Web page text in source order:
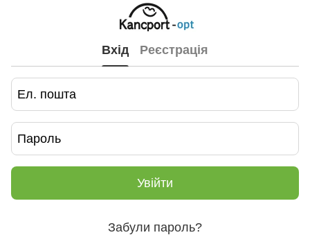
Вхід Реєстрація
Увійти
Забули пароль?